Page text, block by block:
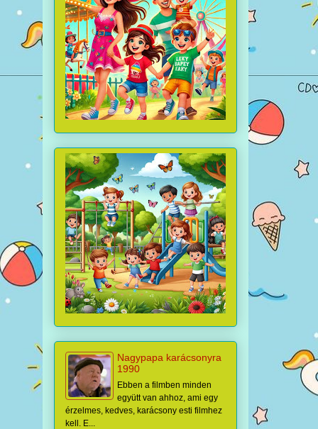
Nagypapa karácsonyra
1990
Ebben a filmben minden
együtt van ahhoz, ami egy
érzelmes, kedves, karácsony esti filmhez
kell. E...